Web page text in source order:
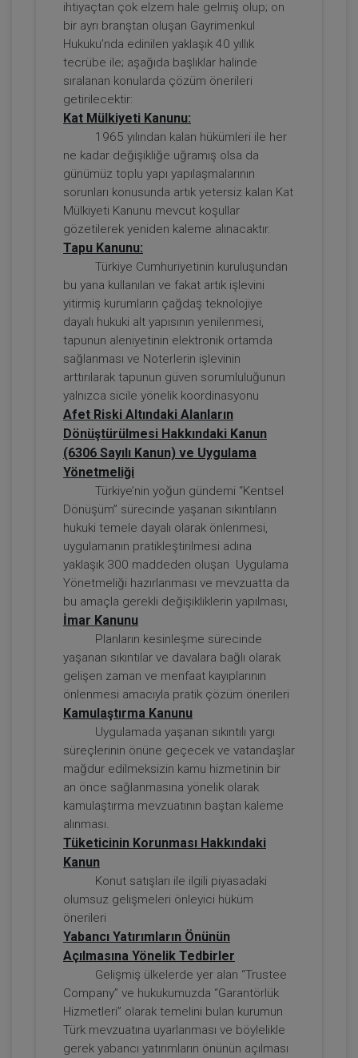
Tüketici Hukuku Enstitüsü
Borçların İfası ve İfa Edilmemesi - IV.
Borçlar Hukuku Kongresi - V. Oturum
360 TL
Tüketici Hukuku Enstitüsü
Taşınmaz Hukuku - IV. Borçlar Hukuku
Kongresi - VI. Oturum
360 TL
Tüketici Hukuku Enstitüsü
Tazminat Hukuku - IV. Borçlar Hukuku
Kongresi - IV. Oturum
360 TL
Tüketici Hukuku Enstitüsü
ihtiyaçtan çok elzem hale gelmiş olup; on
bir ayrı branştan oluşan Gayrimenkul
Hukuku’nda edinilen yaklaşık 40 yıllık
tecrübe ile; aşağıda başlıklar halinde
sıralanan konularda çözüm önerileri
getirilecektir:
Kat Mülkiyeti Kanunu:
1965 yılından kalan hükümleri ile her
ne kadar değişikliğe uğramış olsa da
günümüz toplu yapı yapılaşmalarının
sorunları konusunda artık yetersiz kalan Kat
Mülkiyeti Kanunu mevcut koşullar
gözetilerek yeniden kaleme alınacaktır.
Tapu Kanunu:
Türkiye Cumhuriyetinin kuruluşundan
bu yana kullanılan ve fakat artık işlevini
yitirmiş kurumların çağdaş teknolojiye
dayalı hukuki alt yapısının yenilenmesi,
tapunun aleniyetinin elektronik ortamda
sağlanması ve Noterlerin işlevinin
arttırılarak tapunun güven sorumluluğunun
yalnızca sicile yönelik koordinasyonu
Afet Riski Altındaki Alanların
Dönüştürülmesi Hakkındaki Kanun
(6306 Sayılı Kanun) ve Uygulama
Yönetmeliği
Türkiye’nin yoğun gündemi “Kentsel
Dönüşüm” sürecinde yaşanan sıkıntıların
hukuki temele dayalı olarak önlenmesi,
uygulamanın pratikleştirilmesi adına
yaklaşık 300 maddeden oluşan Uygulama
Yönetmeliği hazırlanması ve mevzuatta da
bu amaçla gerekli değişikliklerin yapılması,
İmar Kanunu
Planların kesinleşme sürecinde
yaşanan sıkıntılar ve davalara bağlı olarak
gelişen zaman ve menfaat kayıplarının
önlenmesi amacıyla pratik çözüm önerileri
Kamulaştırma Kanunu
Uygulamada yaşanan sıkıntılı yargı
süreçlerinin önüne geçecek ve vatandaşlar
mağdur edilmeksizin kamu hizmetinin bir
an önce sağlanmasına yönelik olarak
kamulaştırma mevzuatının baştan kaleme
alınması.
Tüketicinin Korunması Hakkındaki
Kanun
Konut satışları ile ilgili piyasadaki
olumsuz gelişmeleri önleyici hüküm
önerileri
Yabancı Yatırımların Önünün
Açılmasına Yönelik Tedbirler
Gelişmiş ülkelerde yer alan “Trustee
Company” ve hukukumuzda “Garantörlük
Hizmetleri” olarak temelini bulan kurumun
Türk mevzuatına uyarlanması ve böylelikle
gerek yabancı yatırımların önünün açılması